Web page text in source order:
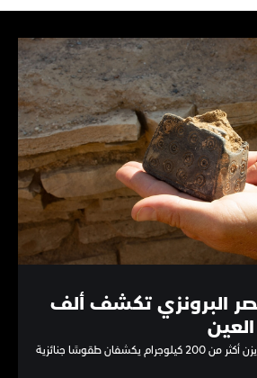
البرونزي تكشف ألف
مدخلٌ شرقي وباب حجري يزن أكثر من 200 كيلوجرام يكشفان طقوسًا جنائزية